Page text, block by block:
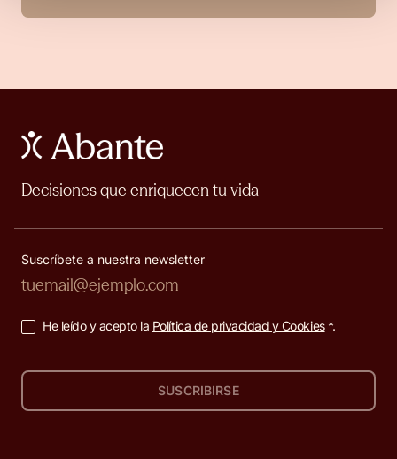
Decisiones que enriquecen tu vida
Suscríbete a nuestra newsletter
He leído y acepto la Política de privacidad y Cookies*.
SUSCRIBIRSE